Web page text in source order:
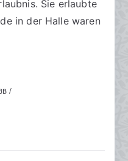
Sie erlaubte
in der Halle waren
/